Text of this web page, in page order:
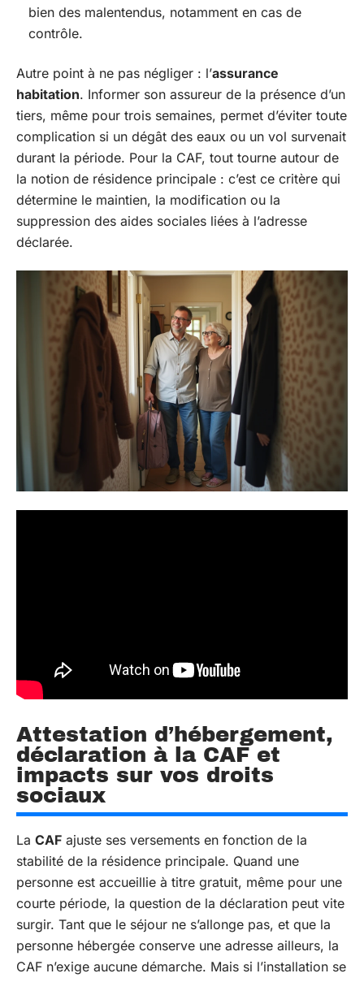
bien des malentendus, notamment en cas de
contrôle.
Autre point à ne pas négliger : l’assurance
habitation. Informer son assureur de la présence d’un
tiers, même pour trois semaines, permet d’éviter toute
complication si un dégât des eaux ou un vol survenait
durant la période. Pour la CAF, tout tourne autour de
la notion de résidence principale : c’est ce critère qui
détermine le maintien, la modification ou la
suppression des aides sociales liées à l’adresse
déclarée.
Attestation d’hébergement,
déclaration à la CAF et
impacts sur vos droits
sociaux
La CAF ajuste ses versements en fonction de la
stabilité de la résidence principale. Quand une
personne est accueillie à titre gratuit, même pour une
courte période, la question de la déclaration peut vite
surgir. Tant que le séjour ne s’allonge pas, et que la
personne hébergée conserve une adresse ailleurs, la
CAF n’exige aucune démarche. Mais si l’installation se